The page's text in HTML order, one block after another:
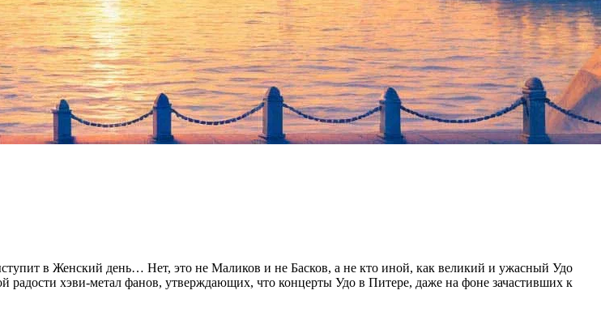
в Женский день… Нет, это не Маликов и не Басков, а не кто иной, как великий и ужасный Удо
радости хэви-метал фанов, утверждающих, что концерты Удо в Питере, даже на фоне зачастивших к